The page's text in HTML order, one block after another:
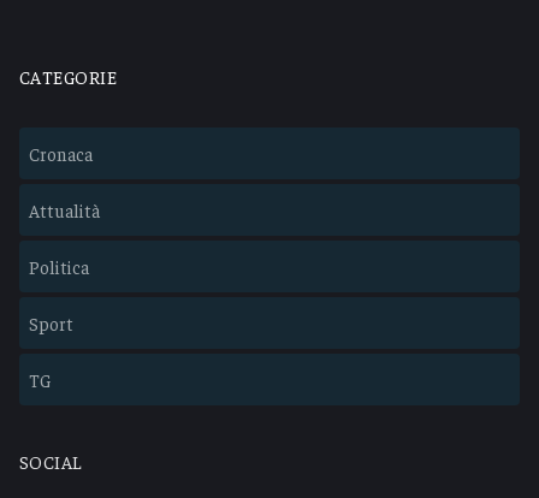
CATEGORIE
Cronaca
Attualità
Politica
Sport
TG
SOCIAL